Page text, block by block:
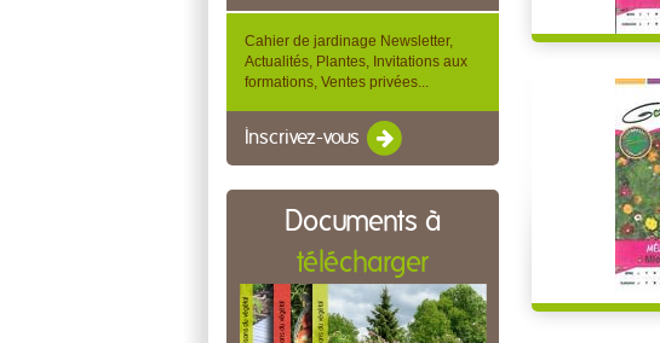
Cahier de jardinage Newsletter,
Actualités, Plantes, Invitations aux
formations, Ventes privées...
Inscrivez-vous
Documents à
télécharger